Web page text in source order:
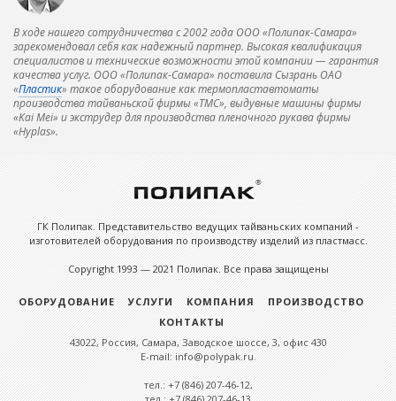
В ходе нашего сотрудничества с 2002 года ООО «Полипак-Самара»
зарекомендовал себя как надежный партнер. Высокая квалификация
специалистов и технические возможности этой компании — гарантия
качества услуг. ООО «Полипак-Самара» поставила Сызрань ОАО
«Пластик» такое оборудование как термопластавтоматы
производства тайваньской фирмы «ТМС», выдувные машины фирмы
«Kai Mei» и экструдер для производства пленочного рукава фирмы
«Hyplas».
ГК Полипак. Представительство ведущих тайваньских компаний -
изготовителей оборудования по производству изделий из пластмасс.
Copyright 1993 — 2021 Полипак. Все права защищены
ОБОРУДОВАНИЕ УСЛУГИ КОМПАНИЯ
ПРОИЗВОДСТВО
КОНТАКТЫ
43022, Россия, Самара, Заводское шоссе, 3, офис 430
E-mail: info@polypak.ru.
тел.: +7 (846) 207-46-12,